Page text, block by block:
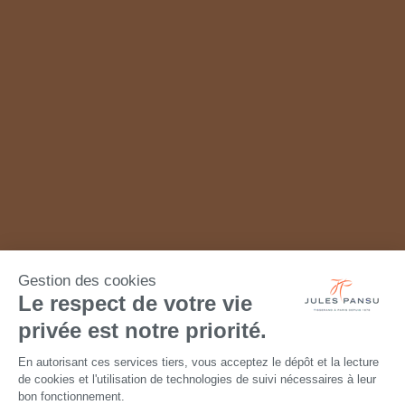
Gestion des cookies
Le respect de votre vie
privée est notre priorité.
En autorisant ces services tiers, vous acceptez le dépôt et la lecture
de cookies et l'utilisation de technologies de suivi nécessaires à leur
bon fonctionnement.